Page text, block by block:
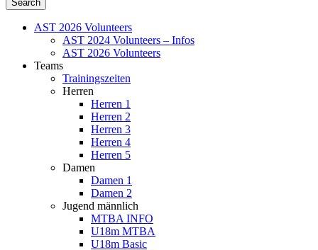
AST 2026 Volunteers
AST 2024 Volunteers – Infos
AST 2026 Volunteers
Teams
Trainingszeiten
Herren
Herren 1
Herren 2
Herren 3
Herren 4
Herren 5
Damen
Damen 1
Damen 2
Jugend männlich
MTBA INFO
U18m MTBA
U18m Basic